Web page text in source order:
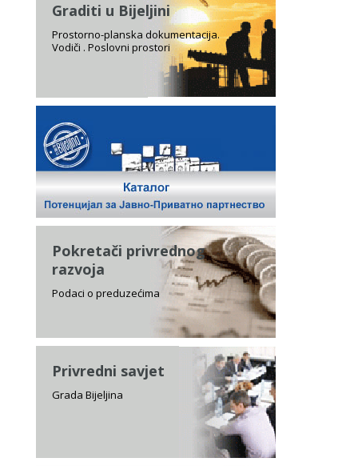
Graditi u Bijeljini
Prostorno-planska dokumentacija.
Vodiči . Poslovni prostori
Pokretači privrednog
razvoja
Podaci o preduzećima
Privredni savjet
Grada Bijeljina